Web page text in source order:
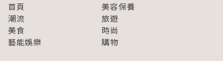
首頁
美容保養
潮流
旅遊
美食
時尚
藝能娛樂
購物